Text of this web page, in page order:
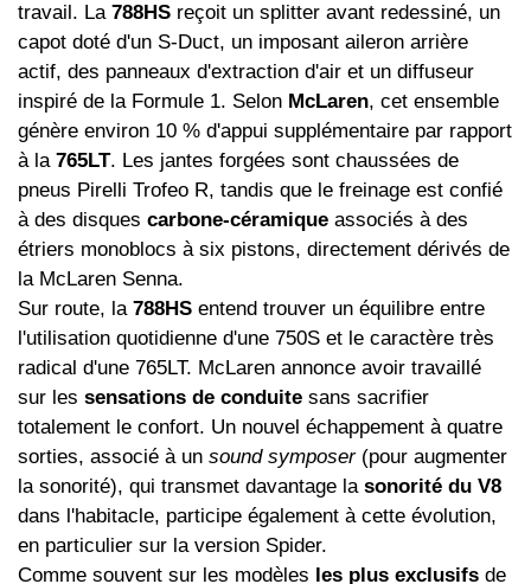
travail. La 788HS reçoit un splitter avant redessiné, un
capot doté d'un S-Duct, un imposant aileron arrière
actif, des panneaux d'extraction d'air et un diffuseur
inspiré de la Formule 1. Selon McLaren, cet ensemble
génère environ 10 % d'appui supplémentaire par rapport
à la 765LT. Les jantes forgées sont chaussées de
pneus Pirelli Trofeo R, tandis que le freinage est confié
à des disques carbone-céramique associés à des
étriers monoblocs à six pistons, directement dérivés de
la McLaren Senna.
Sur route, la 788HS entend trouver un équilibre entre
l'utilisation quotidienne d'une 750S et le caractère très
radical d'une 765LT. McLaren annonce avoir travaillé
sur les sensations de conduite sans sacrifier
totalement le confort. Un nouvel échappement à quatre
sorties, associé à un sound symposer(pour augmenter
la sonorité), qui transmet davantage la sonorité du V8
dans l'habitacle, participe également à cette évolution,
en particulier sur la version Spider.
Comme souvent sur les modèles les plus exclusifs de